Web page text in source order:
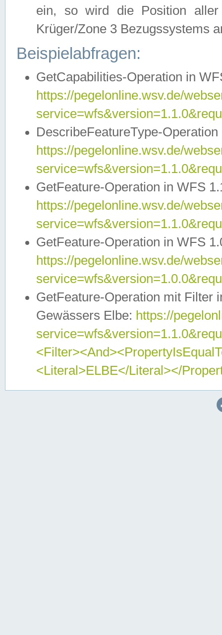
ein, so wird die Position
Krüger/Zone 3 Bezugssystems
Beispielabfragen:
GetCapabilities-Operation in
https://pegelonline.wsv.de/
DescribeFeatureType-
https://pegelonline.wsv.de/
GetFeature-Operation in WFS
https://pegelonline.wsv.de/
GetFeature-Operation in WFS
https://pegelonline.wsv.de/
GetFeature-Operation mit Filter
Gewässers Elbe: https://
<Literal>ELBE</Literal></